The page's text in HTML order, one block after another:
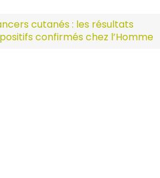
cutanés : les résultats
confirmés chez l’Homme